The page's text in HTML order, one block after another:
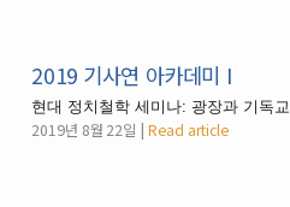
2019 기사연 아카데미 I
현대 정치철학 세미나: 광장과 기독교
2019년 8월 22일 Read article